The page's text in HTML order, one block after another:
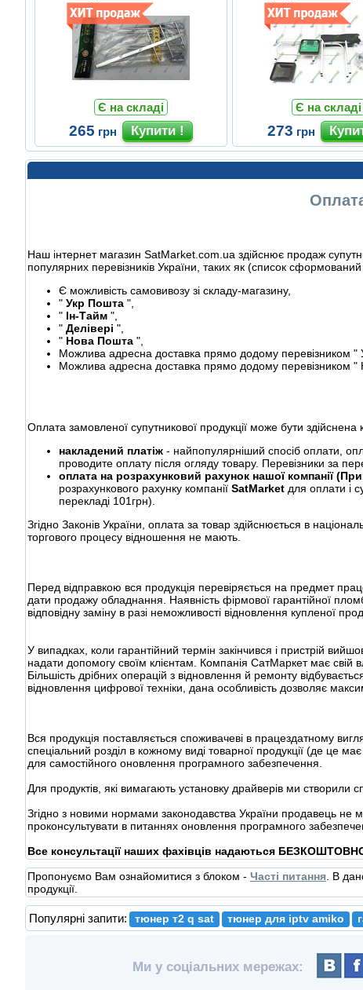
Є на складі
265 грн
Є на складі
273 грн
Наш інтернет магазин SatMarket.com.ua здійснює продаж
популярних перевізників України, таких як (список
Є можливість самовивозу зі складу-магазину,
" Укр Пошта ",
" Ін-Тайм ",
" Делівері ",
" Нова Пошта ",
Можлива адресна доставка прямо додому перевізником
Можлива адресна доставка прямо додому перевізником
Оплата замовленої супутникової продукції може бути здійснена
накладений платіж - найпопулярніший спосіб оплати,
проводите оплату після огляду товару. Перевізники за
оплата на розрахунковий рахунок нашої компанії
розрахункового рахунку компанії SatMarket для оплати і
перекладі 101грн).
Згідно Законів України, оплата за товар здійснюється в
торгового процесу відношення не мають.
Перед відправкою вся продукція перевіряється на предмет
дати продажу обладнання. Наявність фірмової гарантійної
відповідну заміну в разі неможливості відновлення купленої
У випадках, коли гарантійний термін закінчився і пристрій
надати допомогу своїм клієнтам. Компанія СатМаркет має свій
Більшість дрібних операцій з відновлення й ремонту
відновлення цифрової техніки, дана особливість дозволяє
Вся продукція поставляється споживачеві в працездатному
спеціальний розділ в кожному виді товарної продукції (де це
для самостійного оновлення програмного забезпечення.
Для продуктів, які вимагають установку драйверів ми створили
Згідно з новими нормами законодавства України продавець не
проконсультувати в питаннях оновлення програмного
Все консультації наших фахівців надаються
Пропонуємо Вам ознайомитися з блоком - Часті питання . В
продукції.
Популярні запити: тюнер т2 q sat тюнер для iptv amiko
Ми у соціальних мережах: